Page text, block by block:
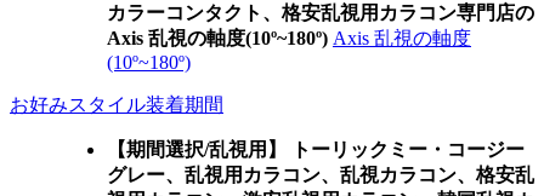
カラーコンタクト、格安乱視用カラコン専門店の
Axis 乱視の軸度(10º~180º) Axis 乱視の軸度
(10º~180º)
お好みスタイル装着期間
【期間選択/乱視用】 トーリックミー・コージー
グレー、乱視用カラコン、乱視カラコン、格安乱